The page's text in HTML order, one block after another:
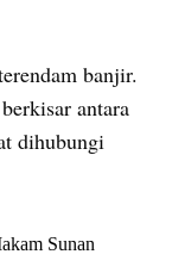
banjir.
antara